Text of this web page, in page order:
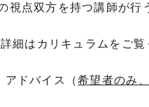
視点双方を持つ講師が行
カリキュラムをご覧く
アドバイス（希望者のみ